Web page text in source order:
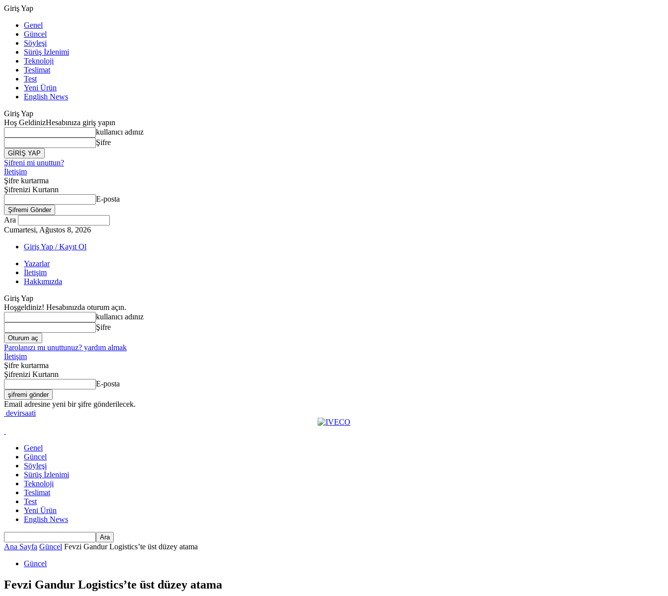
Giriş Yap
Genel
Güncel
Söyleşi
Sürüş İzlenimi
Teknoloji
Teslimat
Test
Yeni Ürün
English News
Giriş Yap
Hoş GeldinizHesabınıza giriş yapın
kullanıcı adınız
Şifre
Şifreni mi unuttun?
İletişim
Şifre kurtarma
Şifrenizi Kurtarın
E-posta
Ara
Cumartesi, Ağustos 8, 2026
Giriş Yap / Kayıt Ol
Yazarlar
İletişim
Hakkımızda
Giriş Yap
Hoşgeldiniz! Hesabınızda oturum açın.
kullanıcı adınız
Şifre
Parolanızı mı unuttunuz? yardım almak
İletişim
Şifre kurtarma
Şifrenizi Kurtarın
E-posta
Email adresine yeni bir şifre gönderilecek.
devirsaati
Genel
Güncel
Söyleşi
Sürüş İzlenimi
Teknoloji
Teslimat
Test
Yeni Ürün
English News
Ana Sayfa Güncel Fevzi Gandur Logistics’te üst düzey atama
Güncel
Fevzi Gandur Logistics’te üst düzey atama